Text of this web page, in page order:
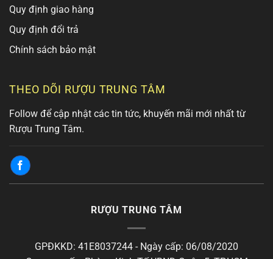
Quy định giao hàng
Quy định đổi trả
Chính sách bảo mật
THEO DÕI RƯỢU TRUNG TÂM
Follow để cập nhật các tin tức, khuyến mãi mới nhất từ
Rượu Trung Tâm.
RƯỢU TRUNG TÂM
GPĐKKD: 41E8037244 - Ngày cấp: 06/08/2020